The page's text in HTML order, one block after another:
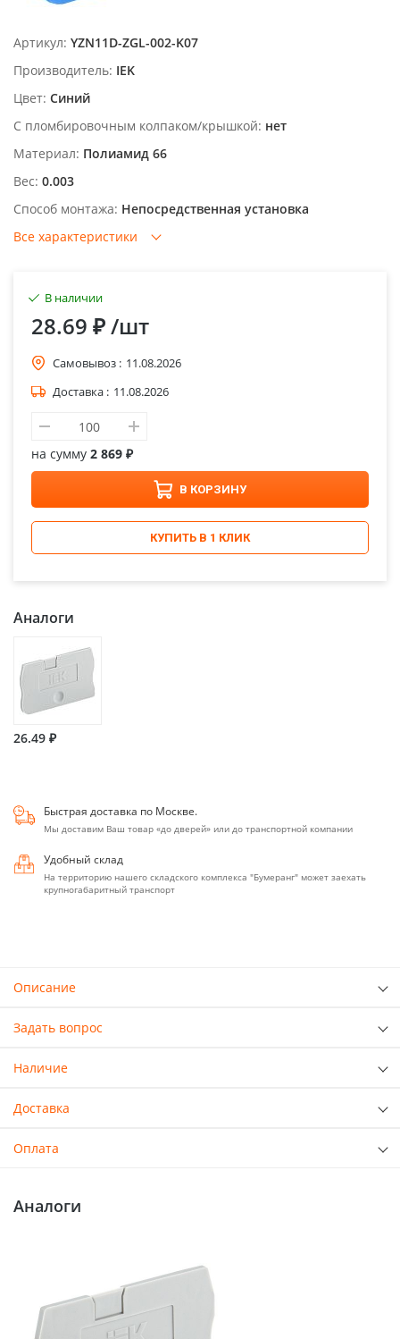
Артикул: YZN11D-ZGL-002-K07
Производитель: IEK
Цвет: Синий
С пломбировочным колпаком/крышкой: нет
Материал: Полиамид 66
Вес: 0.003
Способ монтажа: Непосредственная установка
Все характеристики
В наличии
28.69 ₽/шт
Самовывоз : 11.08.2026
Доставка : 11.08.2026
на сумму 2 869 ₽
В КОРЗИНУ
КУПИТЬ В 1 КЛИК
Аналоги
26.49 ₽
Быстрая доставка по Москве.
Мы доставим Ваш товар «до дверей» или до транспортной компании
Удобный склад
На территорию нашего складского комплекса "Бумеранг" может заехать
крупногабаритный транспорт
Описание
Задать вопрос
Наличие
Доставка
Оплата
Аналоги